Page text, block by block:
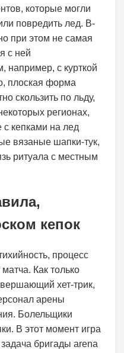
которые могли
повредить лед. В-
при этом не самая
с ней
например, с курткой
плоская форма
скользить по льду,
регионах,
кепками на лед
вязаные шапки-тук,
ритуала с местным
кепок
процесс
Как только
хет-трик,
арены
Болельщики
В этот момент игра
бригады arena